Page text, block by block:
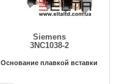
Siemens
3NC1038-2
Основание плавкой вставки